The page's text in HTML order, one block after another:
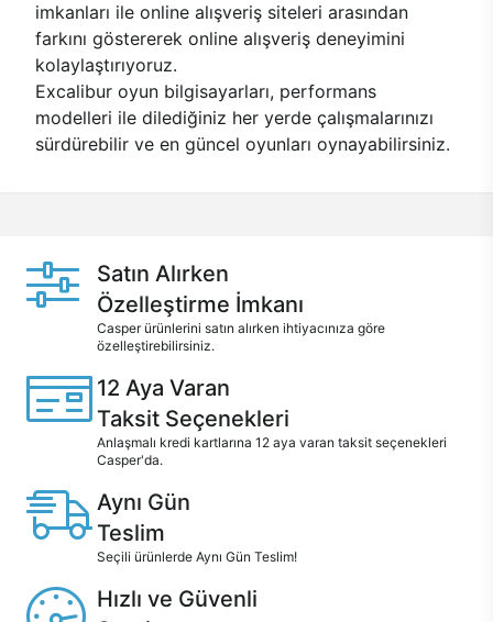
imkanları ile online alışveriş siteleri arasından
farkını göstererek online alışveriş deneyimini
kolaylaştırıyoruz.
Excalibur oyun bilgisayarları, performans
modelleri ile dilediğiniz her yerde çalışmalarınızı
sürdürebilir ve en güncel oyunları oynayabilirsiniz.
Satın Alırken
Özelleştirme İmkanı
Casper ürünlerini satın alırken ihtiyacınıza göre
özelleştirebilirsiniz.
12 Aya Varan
Taksit Seçenekleri
Anlaşmalı kredi kartlarına 12 aya varan taksit seçenekleri
Casper'da.
Aynı Gün
Teslim
Seçili ürünlerde Aynı Gün Teslim!
Hızlı ve Güvenli